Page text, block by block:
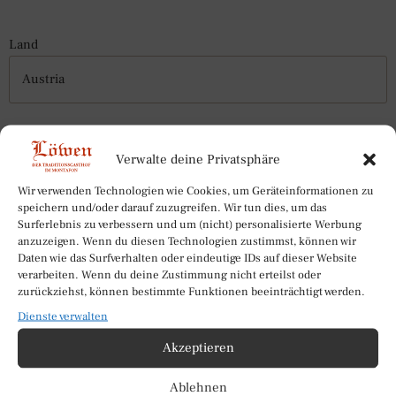
Verwalte deine Privatsphäre
Wir verwenden Technologien wie Cookies, um Geräteinformationen zu
speichern und/oder darauf zuzugreifen. Wir tun dies, um das
Surferlebnis zu verbessern und um (nicht) personalisierte Werbung
anzuzeigen. Wenn du diesen Technologien zustimmst, können wir
Daten wie das Surfverhalten oder eindeutige IDs auf dieser Website
verarbeiten. Wenn du deine Zustimmung nicht erteilst oder
zurückziehst, können bestimmte Funktionen beeinträchtigt werden.
Dienste verwalten
Akzeptieren
Ablehnen
Land
Telefon
Email*
Ich stimme der Datenschutzerklärung zu.